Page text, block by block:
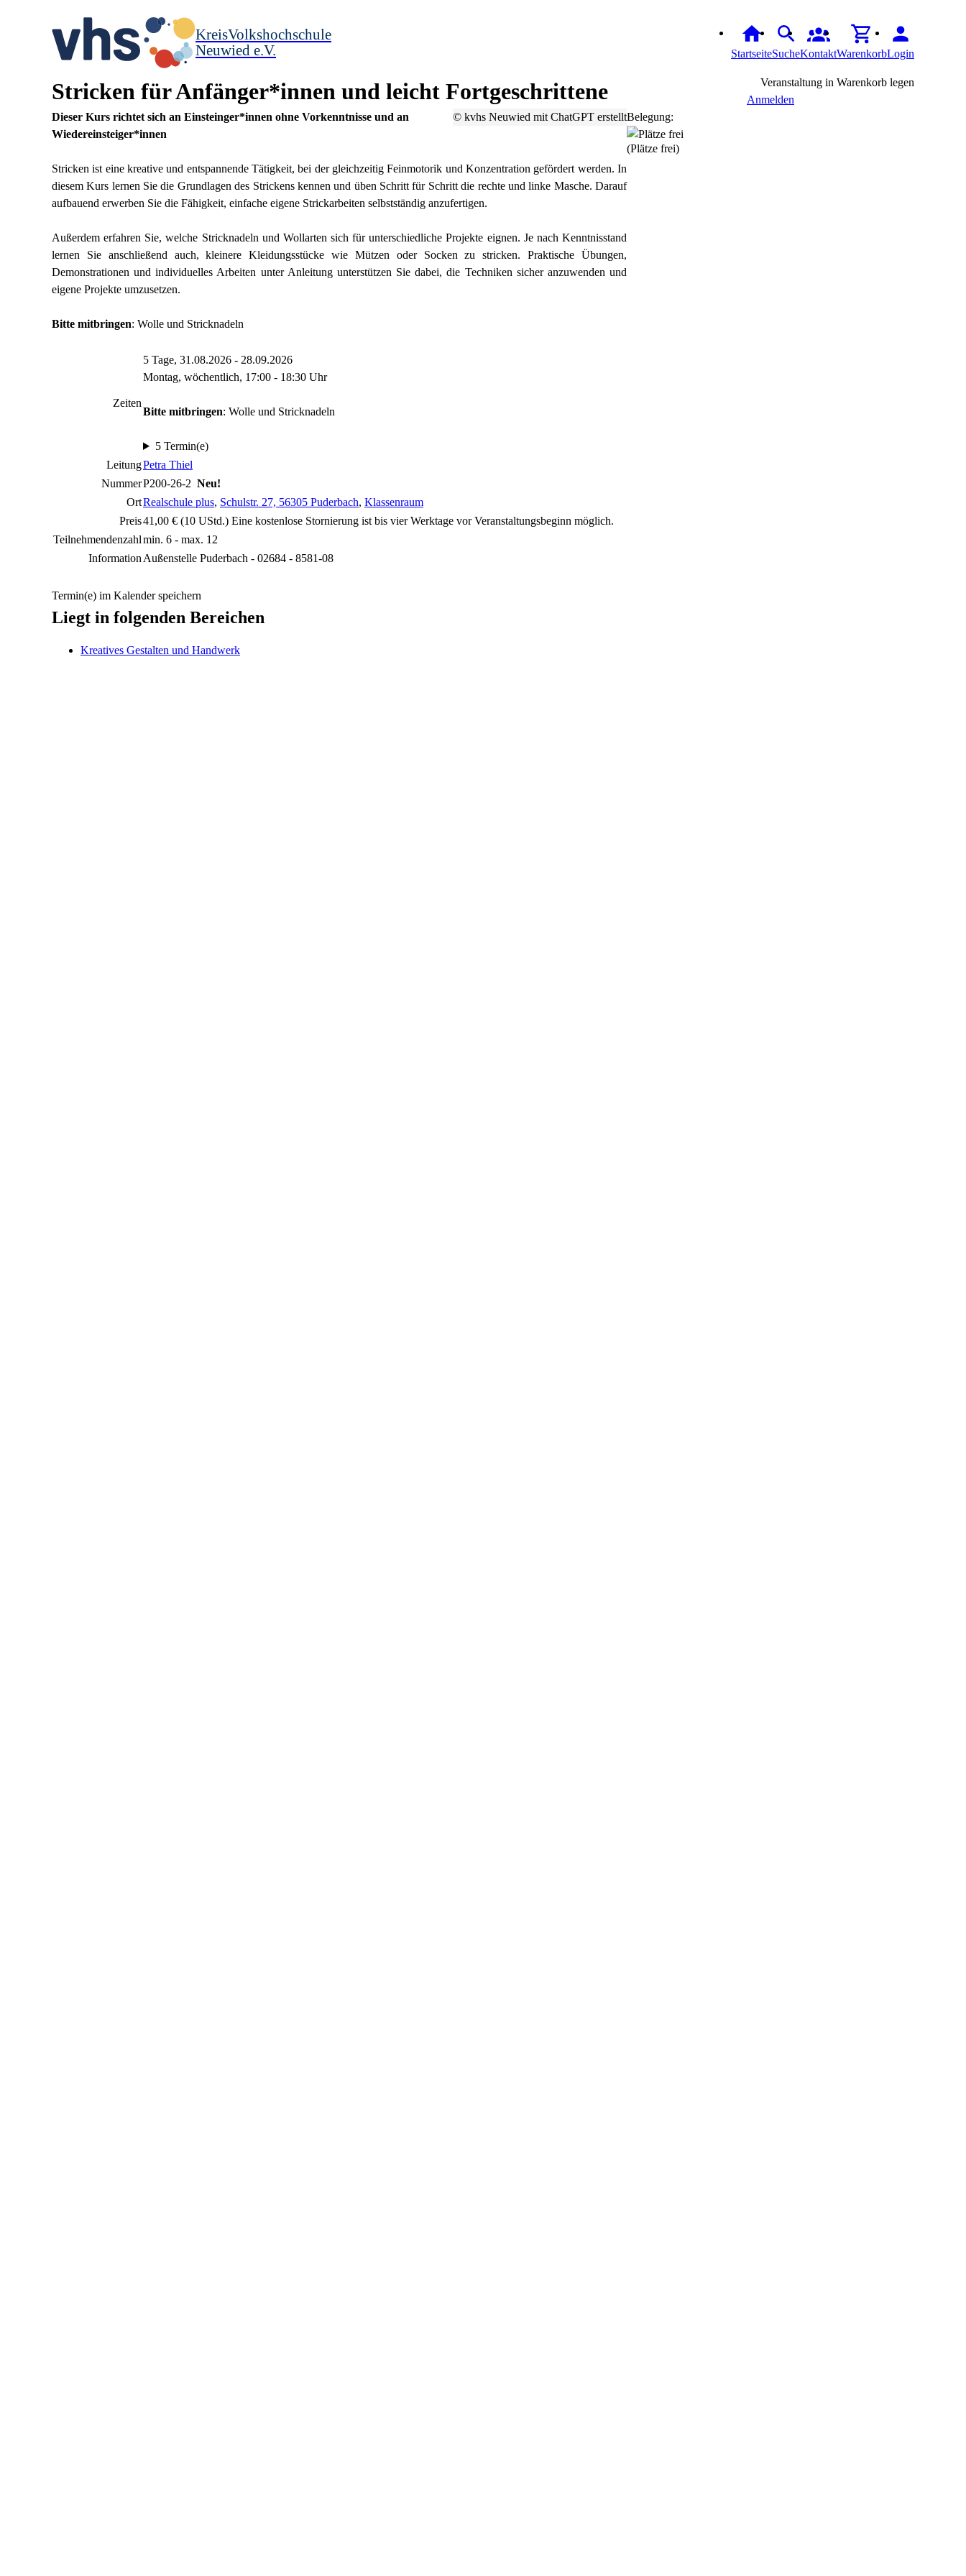
KreisVolkshochschule
Neuwied e.V.
StartseiteSucheKontaktWarenkorbLogin
Stricken für Anfänger*innen und leicht Fortgeschrittene
© kvhs Neuwied mit ChatGPT erstellt
Dieser Kurs richtet sich an Einsteinger*innen ohne Vorkenntnisse und an
Wiedereinsteiger*innen
Stricken ist eine kreative und entspannende Tätigkeit, bei der gleichzeitig Feinmotorik und Konzentration gefördert werden. In
diesem Kurs lernen Sie die Grundlagen des Strickens kennen und üben Schritt für Schritt die rechte und linke Masche. Darauf
aufbauend erwerben Sie die Fähigkeit, einfache eigene Strickarbeiten selbstständig anzufertigen.
Außerdem erfahren Sie, welche Stricknadeln und Wollarten sich für unterschiedliche Projekte eignen. Je nach Kenntnisstand
lernen Sie anschließend auch, kleinere Kleidungsstücke wie Mützen oder Socken zu stricken. Praktische Übungen,
Demonstrationen und individuelles Arbeiten unter Anleitung unterstützen Sie dabei, die Techniken sicher anzuwenden und
eigene Projekte umzusetzen.
Bitte mitbringen: Wolle und Stricknadeln
Zeiten
5 Tage, 31.08.2026 - 28.09.2026
Montag, wöchentlich, 17:00 - 18:30 Uhr
Bitte mitbringen: Wolle und Stricknadeln
5 Termin(e)
LeitungPetra Thiel
NummerP200-26-2 Neu!
OrtRealschule plus, Schulstr. 27, 56305 Puderbach, Klassenraum
Preis41,00 € (10 UStd.) Eine kostenlose Stornierung ist bis vier Werktage vor Veranstaltungsbeginn möglich.
Teilnehmendenzahlmin. 6 - max. 12
Information Außenstelle Puderbach - 02684 - 8581-08
Veranstaltung in Warenkorb legen
Anmelden
Belegung:
(Plätze frei)
Termin(e) im Kalender speichern
Liegt in folgenden Bereichen
Kreatives Gestalten und Handwerk